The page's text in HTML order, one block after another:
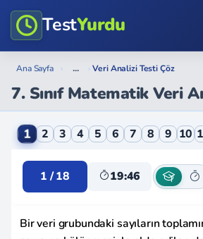
TestYurdu
Ana Sayfa › ... › Veri Analizi Testi Çöz
7. Sınıf Matematik Veri
7. Sınıf Matematik Veri Analizi
1 2 3 4 5 6 7 8 9 10
1 / 18 19:46
Bir veri grubundaki sayıların